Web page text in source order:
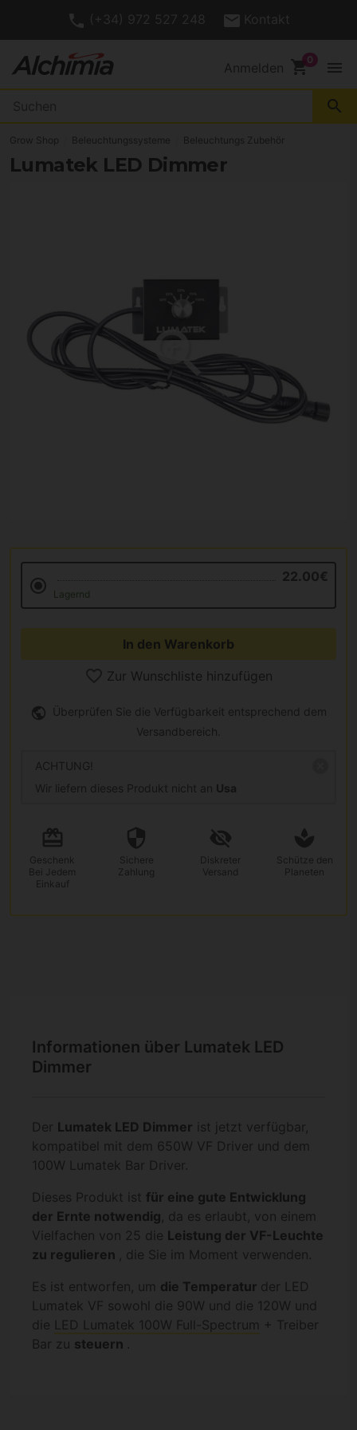
(+34) 972 527 248 Kontakt
Anmelden shopping_cart menu
search
Grow Shop Beleuchtungssysteme Beleuchtungs Zubehör
Lumatek LED Dimmer
22.00€
Lagernd
In den Warenkorb
Zur Wunschliste hinzufügen
Überprüfen Sie die Verfügbarkeit entsprechend dem
Versandbereich.
ACHTUNG!
Wir liefern dieses Produkt nicht an Usa
Geschenk
Bei Jedem
Einkauf
Sichere
Zahlung
Diskreter
Versand
Schütze den
Planeten
Informationen über Lumatek LED
Dimmer
Der Lumatek LED Dimmer ist jetzt verfügbar,
kompatibel mit dem 650W VF Driver und dem
100W Lumatek Bar Driver.
Dieses Produkt ist für eine gute Entwicklung
der Ernte notwendig, da es erlaubt, von einem
Vielfachen von 25 die Leistung der VF-Leuchte
zu regulieren , die Sie im Moment verwenden.
Es ist entworfen, um die Temperatur der LED
Lumatek VF sowohl die 90W und die 120W und
die LED Lumatek 100W Full-Spectrum + Treiber
Bar zu steuern .